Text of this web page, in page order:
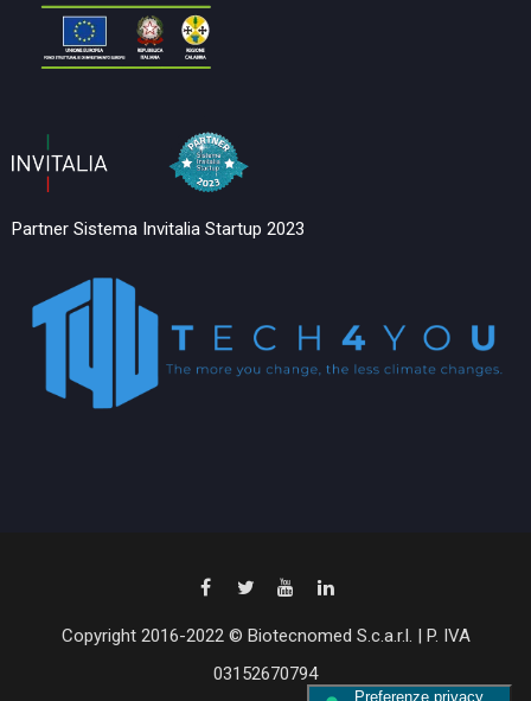
Partner Sistema Invitalia Startup 2023
Copyright 2016-2022 © Biotecnomed S.c.a.r.l. | P. IVA
03152670794